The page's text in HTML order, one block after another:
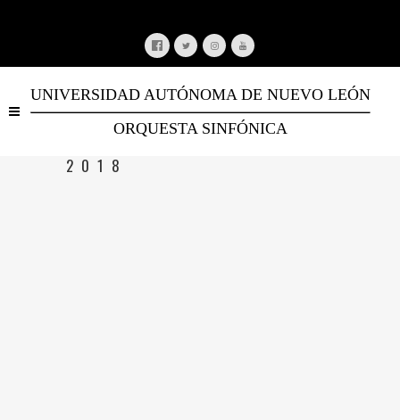
UNIVERSIDAD AUTÓNOMA DE NUEVO LEÓN
ORQUESTA SINFÓNICA
2018